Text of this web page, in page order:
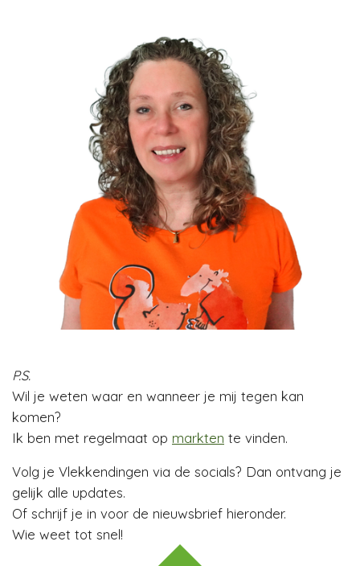
P.S.
Wil je weten waar en wanneer je mij tegen kan
komen?
Ik ben met regelmaat op markten te vinden.
Volg je Vlekkendingen via de socials? Dan ontvang je
gelijk alle updates.
Of schrijf je in voor de nieuwsbrief hieronder.
Wie weet tot snel!